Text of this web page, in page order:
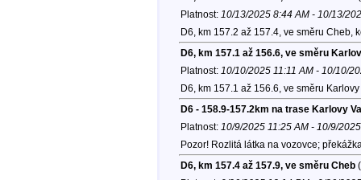
Platnost: 10/13/2025 8:44 AM - 10/13/
D6, km 157.2 až 157.4, ve směru Cheb,
D6, km 157.1 až 156.6, ve směru
Platnost: 10/10/2025 11:11 AM - 10/10/
D6, km 157.1 až 156.6, ve směru
D6 - 158.9-157.2km na trase Karlovy
Platnost: 10/9/2025 11:25 AM - 10/9/
Pozor! Rozlitá látka na vozovce;
D6, km 157.4 až 157.9, ve směru Cheb